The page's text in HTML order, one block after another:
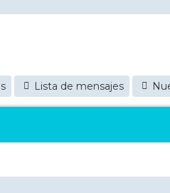
Lista de mensajes